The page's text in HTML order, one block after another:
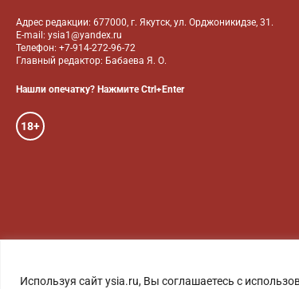
Используя сайт ysia.ru, Вы соглашаетесь с
Адрес редакции: 677000, г. Якутск, ул. Орджоникидзе, 31.
E-mail: ysia1@yandex.ru
Телефон: +7-914-272-96-72
Главный редактор: Бабаева Я. О.
Нашли опечатку? Нажмите Ctrl+Enter
18+
ГОЛОС ЯКУТИИ